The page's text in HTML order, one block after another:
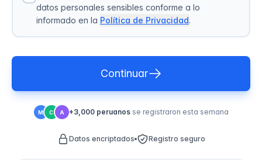
datos personales sensibles conforme a lo
informado en la Política de Privacidad.
Continuar
M C A +3,000 peruanosse registraron esta semana
Datos encriptados Registro seguro